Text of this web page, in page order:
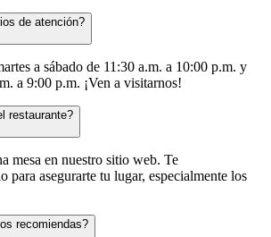
de atención?
a sábado de 11:30 a.m. a 10:00 p.m. y
a 9:00 p.m. ¡Ven a visitarnos!
restaurante?
mesa en nuestro sitio web. Te
para asegurarte tu lugar, especialmente los
recomiendas?